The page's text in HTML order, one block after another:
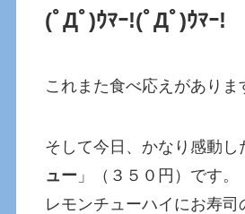
(ﾟДﾟ)ｳﾏｰ!(ﾟДﾟ)ｳﾏｰ!
これまた食べ応えがありま
そして今日、かなり感動し
ュー 」（３５０円）です。
レモンチューハイにお寿司